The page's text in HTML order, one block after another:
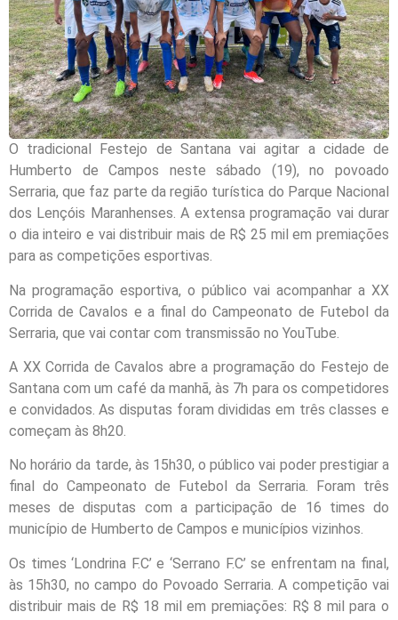
O tradicional Festejo de Santana vai agitar a cidade de
Humberto de Campos neste sábado (19), no povoado
Serraria, que faz parte da região turística do Parque Nacional
dos Lençóis Maranhenses. A extensa programação vai durar
o dia inteiro e vai distribuir mais de R$ 25 mil em premiações
para as competições esportivas.
Na programação esportiva, o público vai acompanhar a XX
Corrida de Cavalos e a final do Campeonato de Futebol da
Serraria, que vai contar com transmissão no YouTube.
A XX Corrida de Cavalos abre a programação do Festejo de
Santana com um café da manhã, às 7h para os competidores
e convidados. As disputas foram divididas em três classes e
começam às 8h20.
No horário da tarde, às 15h30, o público vai poder prestigiar a
final do Campeonato de Futebol da Serraria. Foram três
meses de disputas com a participação de 16 times do
município de Humberto de Campos e municípios vizinhos.
Os times ‘Londrina F.C’ e ‘Serrano F.C’ se enfrentam na final,
às 15h30, no campo do Povoado Serraria. A competição vai
distribuir mais de R$ 18 mil em premiações: R$ 8 mil para o